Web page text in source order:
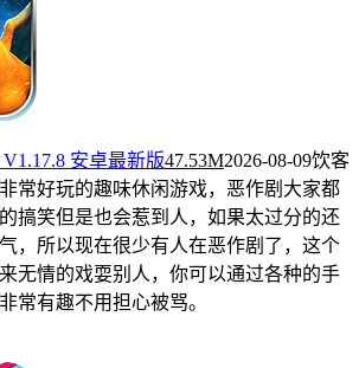
安卓最新版47.53M2026-08-09饮客
常好玩的趣味休闲游戏，恶作剧大家都
搞笑但是也会惹到人，如果太过分的还
，所以现在很少有人在恶作剧了，这个
无情的戏耍别人，你可以通过各种的手
常有趣不用担心被骂。